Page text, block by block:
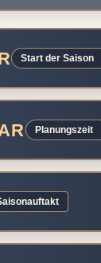
Start der Saison
Planungszeit